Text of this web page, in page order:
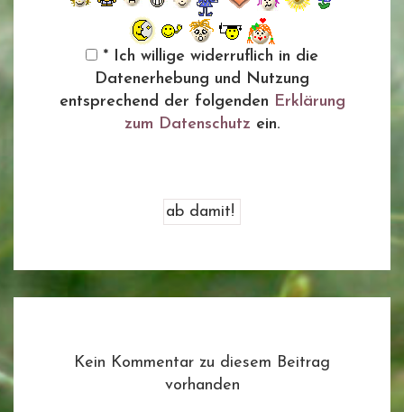
* Ich willige widerruflich in die
Datenerhebung und Nutzung
entsprechend der folgenden Erklärung
zum Datenschutz ein.
Kein Kommentar zu diesem Beitrag
vorhanden